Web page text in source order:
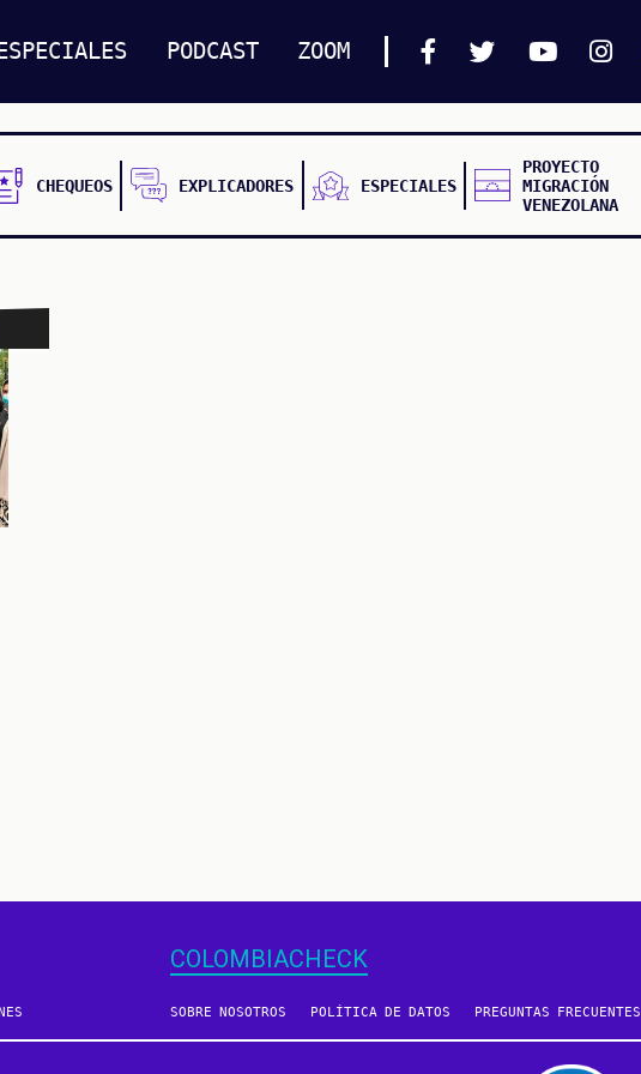
PODCAST ZOOM
CHEQUEOS EXPLICADORES ESPECIALES
PROYECTO
MIGRACIÓN
VENEZOLANA
COLOMBIACHECK
SOBRE NOSOTROS POLÍTICA DE DATOS PREGUNTAS FRECUENTES